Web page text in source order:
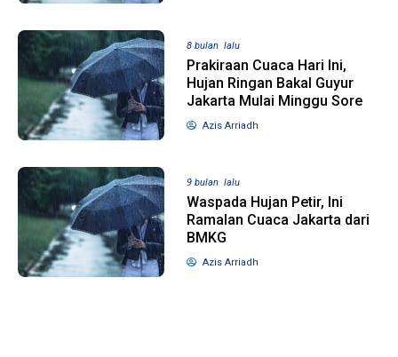
8 bulan lalu
Prakiraan Cuaca Hari Ini,
Hujan Ringan Bakal Guyur
Jakarta Mulai Minggu Sore
Azis Arriadh
9 bulan lalu
Waspada Hujan Petir, Ini
Ramalan Cuaca Jakarta dari
BMKG
Azis Arriadh